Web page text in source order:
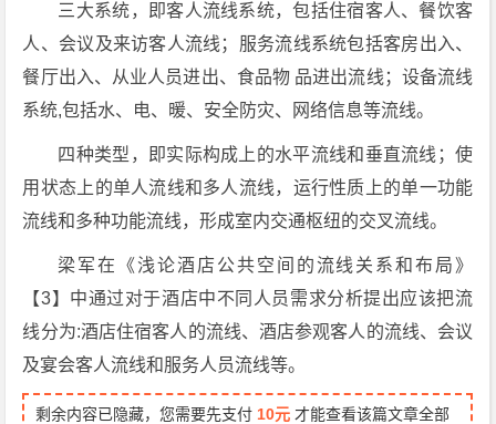
三大系统，即客人流线系统，包括住宿客人、餐饮客
人、会议及来访客人流线；服务流线系统包括客房出入、
餐厅出入、从业人员进出、食品物 品进出流线；设备流线
系统,包括水、电、暖、安全防灾、网络信息等流线。
四种类型，即实际构成上的水平流线和垂直流线；使
用状态上的单人流线和多人流线，运行性质上的单一功能
流线和多种功能流线，形成室内交通枢纽的交叉流线。
梁军在《浅论酒店公共空间的流线关系和布局》
【3】中通过对于酒店中不同人员需求分析提出应该把流
线分为:酒店住宿客人的流线、酒店参观客人的流线、会议
及宴会客人流线和服务人员流线等。
剩余内容已隐藏，您需要先支付 10元 才能查看该篇文章全部